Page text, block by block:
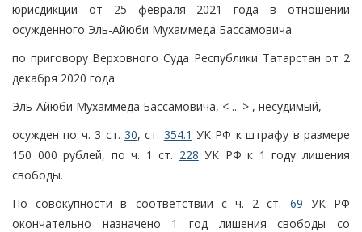
юрисдикции от 25 февраля 2021 года в отношении
осужденного Эль-Айюби Мухаммеда Бассамовича
по приговору Верховного Суда Республики Татарстан от 2
декабря 2020 года
Эль-Айюби Мухаммеда Бассамовича, < ... > , несудимый,
осужден по ч. 3 ст. 30, ст. 354.1 УК РФ к штрафу в размере
150 000 рублей, по ч. 1 ст. 228 УК РФ к 1 году лишения
свободы.
По совокупности в соответствии с ч. 2 ст. 69 УК РФ
окончательно назначено 1 год лишения свободы со